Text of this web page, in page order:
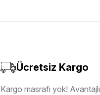
Ücretsiz Kargo
Kargo masrafı yok! Avantajlı